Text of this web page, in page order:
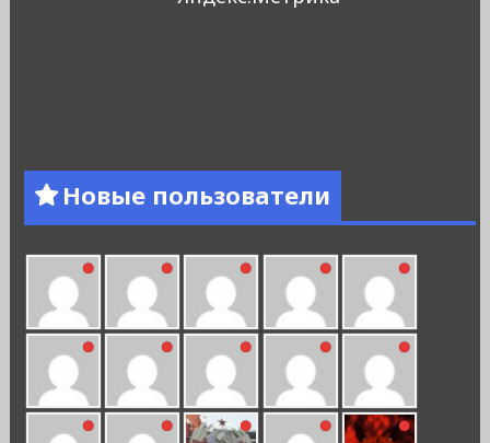
Новые пользователи